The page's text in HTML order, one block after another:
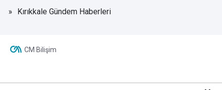
Kırıkkale Gündem Haberleri
CM Bilişim